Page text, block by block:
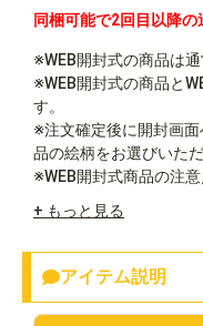
同梱可能で2回目以降の
※WEB開封式の商品は
※WEB開封式の商品と
す。
※注文確定後に開封画
品の絵柄をお選びいた
※WEB開封式商品の注
+ もっと見る
アイテム説明